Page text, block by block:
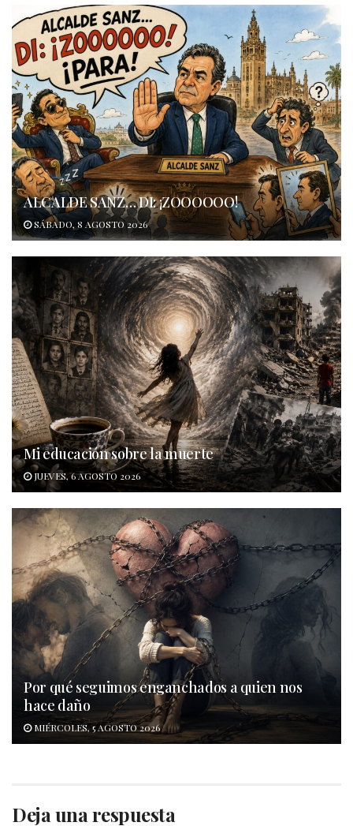
ALCALDE SANZ… DI: ¡ZOOOOOO!
SÁBADO, 8 AGOSTO 2026
Mi educación sobre la muerte
JUEVES, 6 AGOSTO 2026
Por qué seguimos enganchados a quien nos
hace daño
MIÉRCOLES, 5 AGOSTO 2026
Deja una respuesta